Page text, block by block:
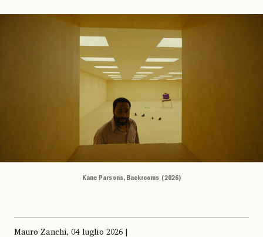
Kane Parsons, Backrooms (2026)
Mauro Zanchi, 04 luglio 2026 |